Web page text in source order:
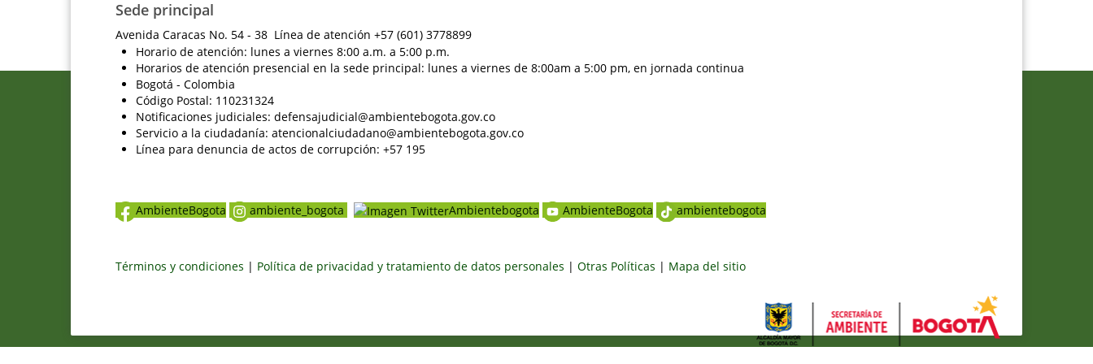
Sede principal
Avenida Caracas No. 54 - 38 Línea de atención +57 (601) 3778899
Horario de atención: lunes a viernes 8:00 a.m. a 5:00 p.m.
Horarios de atención presencial en la sede principal: lunes a viernes de 8:00am a 5:00 pm, en jornada continua
Bogotá - Colombia
Código Postal: 110231324
Notificaciones judiciales: defensajudicial@ambientebogota.gov.co
Servicio a la ciudadanía: atencionalciudadano@ambientebogota.gov.co
Línea para denuncia de actos de corrupción: +57 195
AmbienteBogota ambiente_bogota Ambientebogota AmbienteBogota ambientebogota
Términos y condiciones | Política de privacidad y tratamiento de datos personales | Otras Políticas | Mapa del sitio